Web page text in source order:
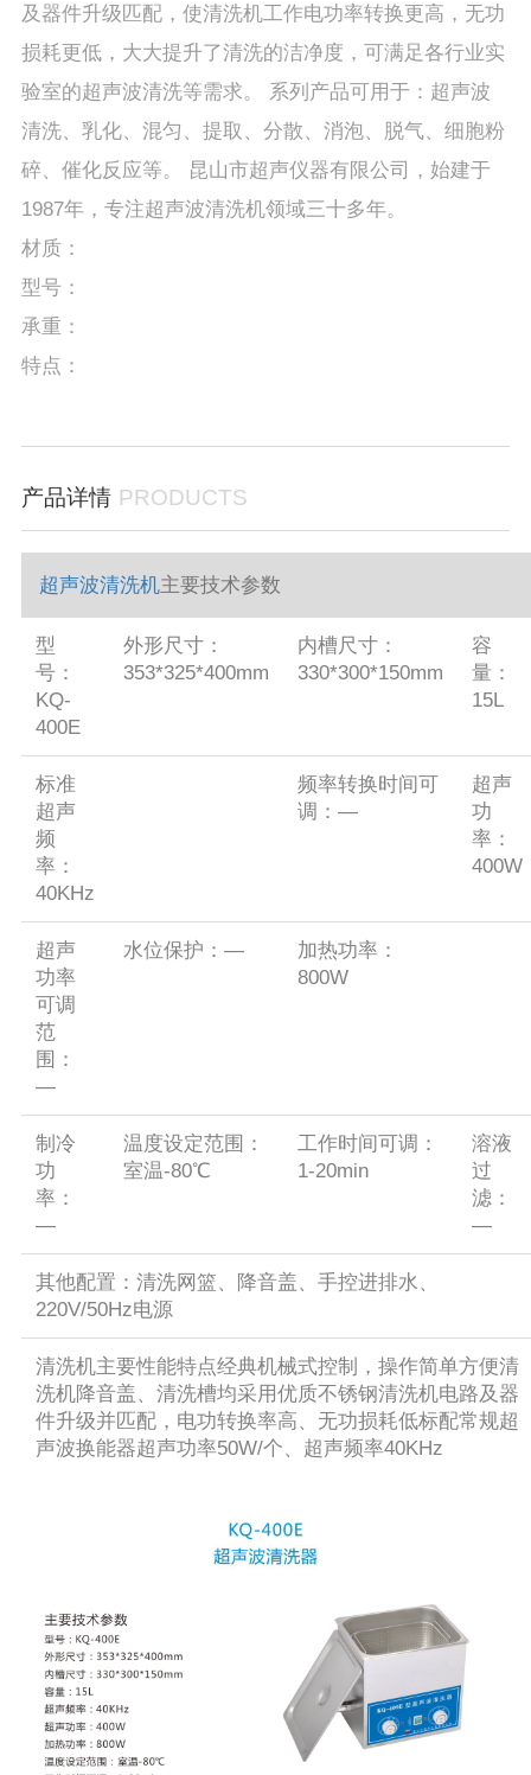
及器件升级匹配，使清洗机工作电功率转换更高，无功
损耗更低，大大提升了清洗的洁净度，可满足各行业实
验室的超声波清洗等需求。 系列产品可用于：超声波
清洗、乳化、混匀、提取、分散、消泡、脱气、细胞粉
碎、催化反应等。 昆山市超声仪器有限公司，始建于
1987年，专注超声波清洗机领域三十多年。
材质：
型号：
承重：
特点：
产品详情 PRODUCTS
超声波清洗机主要技术参数
型
号：
KQ-
400E
外形尺寸：
353*325*400mm
内槽尺寸：
330*300*150mm
容
量：
15L
标准
超声
频
率：
40KHz
频率转换时间可
调：—
超声
功
率：
400W
超声
功率
可调
范
围：
—
水位保护：—
加热功率：
800W
制冷
功
率：
—
温度设定范围：
室温-80℃
工作时间可调：
1-20min
溶液
过
滤：
—
其他配置：清洗网篮、降音盖、手控进排水、
220V/50Hz电源
清洗机主要性能特点经典机械式控制，操作简单方便清
洗机降音盖、清洗槽均采用优质不锈钢清洗机电路及器
件升级并匹配，电功转换率高、无功损耗低标配常规超
声波换能器超声功率50W/个、超声频率40KHz